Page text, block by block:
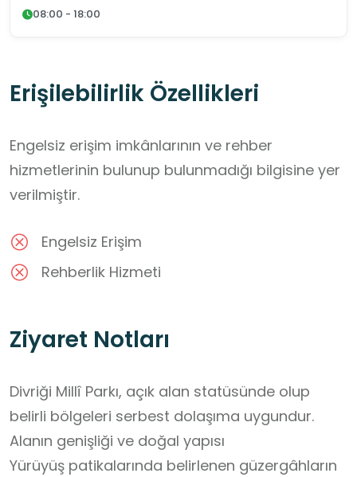
08:00 - 18:00
Erişilebilirlik Özellikleri
Engelsiz erişim imkânlarının ve rehber
hizmetlerinin bulunup bulunmadığı bilgisine yer
verilmiştir.
Engelsiz Erişim
Rehberlik Hizmeti
Ziyaret Notları
Divriği Millî Parkı, açık alan statüsünde olup
belirli bölgeleri serbest dolaşıma uygundur.
Alanın genişliği ve doğal yapısı
Yürüyüş patikalarında belirlenen güzergâhların